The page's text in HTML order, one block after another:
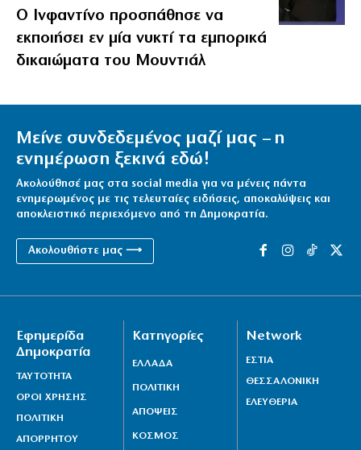
Ο Ινφαντίνο προσπάθησε να
εκποιήσει εν μία νυκτί τα εμπορικά
δικαιώματα του Μουντιάλ
Μείνε συνδεδεμένος μαζί μας – η
ενημέρωση ξεκινά εδώ!
Ακολούθησέ μας στα social media για να μένεις πάντα
ενημερωμένος με τις τελευταίες ειδήσεις, αποκαλύψεις και
αποκλειστικό περιεχόμενο από τη Δημοκρατία.
Ακολουθήστε μας ⟶
Εφημερίδα
Δημοκρατία
ΤΑΥΤΟΤΗΤΑ
ΟΡΟΙ ΧΡΗΣΗΣ
ΠΟΛΙΤΙΚΗ
ΑΠΟΡΡΗΤΟΥ
Κατηγορίες
ΕΛΛΑΔΑ
ΠΟΛΙΤΙΚΗ
ΑΠΟΨΕΙΣ
ΚΟΣΜΟΣ
Network
ΕΣΤΙΑ
ΘΕΣΣΑΛΟΝΙΚΗ
ΕΛΕΥΘΕΡΙΑ